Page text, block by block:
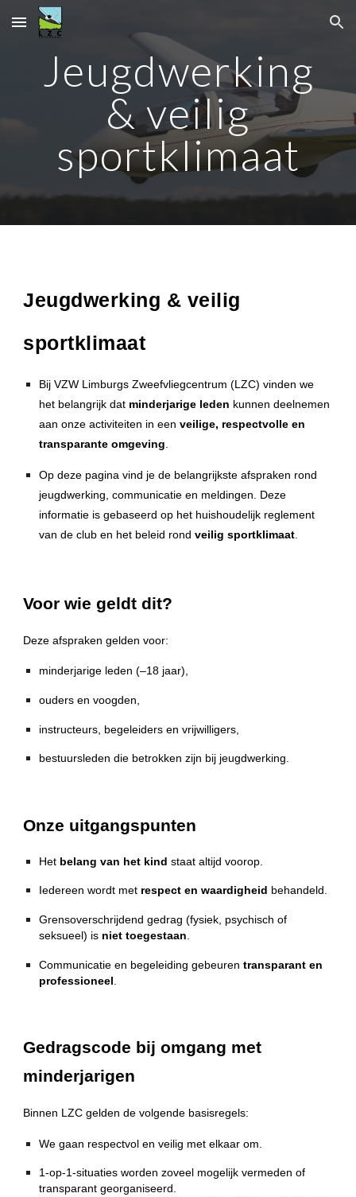
Skip to main content Skip to navigation
Jeugdwerking
& veilig
sportklimaat
Jeugdwerking & veilig
sportklimaat
Bij VZW Limburgs Zweefvliegcentrum (LZC) vinden we
het belangrijk dat minderjarige leden kunnen deelnemen
aan onze activiteiten in eenveilige, respectvolle en
transparante omgeving
Op deze pagina vind je de belangrijkste afspraken rond
jeugdwerking, communicatie en meldingen. Deze
informatie is gebaseerd op het huishoudelijk reglement
van de club en het beleid rondveilig sportklimaat.
Voor wie geldt dit?
Deze afspraken gelden voor:
minderjarige leden (–18 jaar),
ouders en voogden,
instructeurs, begeleiders en vrijwilligers,
bestuursleden die betrokken zijn bij jeugdwerking.
Onze uitgangspunten
Het belang van het kind staat altijd voorop.
Iedereen wordt met respect en waardigheid behandeld.
Grensoverschrijdend gedrag (fysiek, psychisch of
seksueel) is niet toegestaan
Communicatie en begeleiding gebeurentransparant en
professioneel
Gedragscode bij omgang met
minderjarigen
Binnen LZC gelden de volgende basisregels:
We gaan respectvol en veilig met elkaar om.
1‑op‑1‑situaties worden zoveel mogelijk vermeden of
transparant georganiseerd.